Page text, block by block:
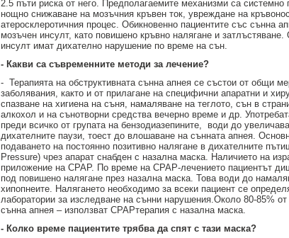
2.5 пъти риска от него. Предполагаемите механизми са
нощно снижаване на мозъчния кръвен ток, увреждане на
атеросклеротичния процес. Обикновенно пациентите със сънна
мозъчен инсулт, като повишено кръвно налягане и
инсулт имат дихателно нарушение по време на сън.
- Какви са съвременните методи за лечение?
- Терапията на обструктивната сънна апнея се състои от общи
заболявания, както и от прилагане на специфични апаратни и
спазване на хигиена на съня, намаляване на теглото, сън в
алкохол и на сънотворни средства вечерно време и др.
преди всичко от групата на бензодиазепините, води до
дихателните паузи, тоест до влошаване на сънната апнея.
подаването на постоянно позитивно налягане в дихателните
Рressure) чрез апарат снабден с назална маска. Наличието на
приложение на СРАР. По време на СРАР-лечението пациентът
под повишено налягане през назална маска. Това води до
хипопнеите. Налягането необходимо за всеки пациент се
лаборатории за изследване на сънни нарушения.Около 80-85% от
сънна апнея – използват CPAPтерапия с назална маска.
- Колко време пациентите трябва да спят с тази маска?